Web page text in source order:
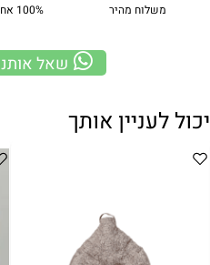
משלוח מהיר 100% אחריות
שאל
יכול לעניין אותך